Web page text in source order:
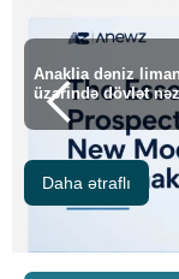
Cənubi Qafqazın
məhdudiyyətləri
Daha ətraflı